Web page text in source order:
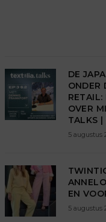
DE
ONDER
RETAIL:
OVER
TALKS |
5 augustus
EN
5 augustus